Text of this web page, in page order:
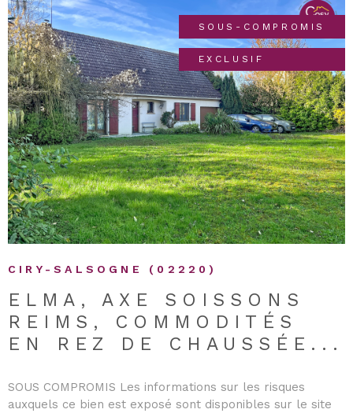
CIRY-SALSOGNE (02220)
ELMA, AXE SOISSONS
REIMS, COMMODITÉS
EN REZ DE CHAUSSÉE...
SOUS COMPROMIS Les informations sur les risques
auxquels ce bien est exposé sont disponibles sur le site
SOUS-COMPROMIS
EXCLUSIF
VOIR LE BIEN